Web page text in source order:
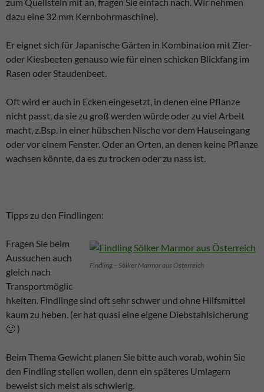
dazu eine 32 mm Kernbohrmaschine).
Er eignet sich für Japanische Gärten in Kombination mit Zier-
oder Kiesbeeten genauso wie für einen schicken Blickfang im
Rasen oder Staudenbeet.
Oft wird er auch in Ecken eingesetzt, in denen eine Pflanze
nicht passt, da sie zu groß werden würde oder zu viel Arbeit
macht, z.Bsp. in einer hübschen Nische vor dem Hauseingang
oder vor einem Fenster. Oder an Orten, an denen keine Pflanze
wachsen könnte, da es zu trocken oder zu nass ist.
Tipps zu den Findlingen:
Findling – Sölker Marmor aus Österreich
Fragen Sie beim
Aussuchen auch
gleich nach
Transportmöglic
hkeiten. Findlinge sind oft sehr schwer und ohne Hilfsmittel
kaum zu heben. (er hat quasi eine eigene Diebstahlsicherung
🙂 )
Beim Thema Gewicht planen Sie bitte auch vorab, wohin Sie
den Findling stellen wollen, denn ein späteres Umlagern
beweist sich meist als schwierig.